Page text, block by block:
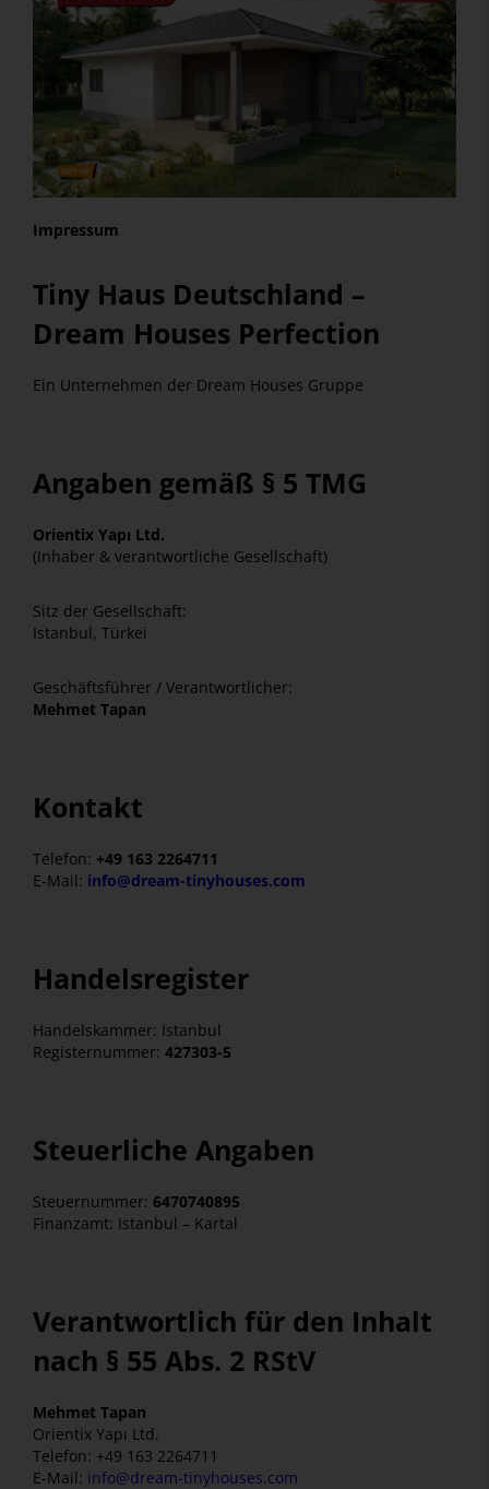
Impressum
Tiny Haus Deutschland –
Dream Houses Perfection
Ein Unternehmen der Dream Houses Gruppe
Angaben gemäß § 5 TMG
Orientix Yapı Ltd.
(Inhaber & verantwortliche Gesellschaft)
Sitz der Gesellschaft:
Istanbul, Türkei
Geschäftsführer / Verantwortlicher:
Mehmet Tapan
Kontakt
Telefon: +49 163 2264711
E-Mail: info@dream-tinyhouses.com
Handelsregister
Handelskammer: Istanbul
Registernummer: 427303-5
Steuerliche Angaben
Steuernummer: 6470740895
Finanzamt: Istanbul – Kartal
Verantwortlich für den Inhalt
nach § 55 Abs. 2 RStV
Mehmet Tapan
Orientix Yapı Ltd.
Telefon: +49 163 2264711
E-Mail: info@dream-tinyhouses.com